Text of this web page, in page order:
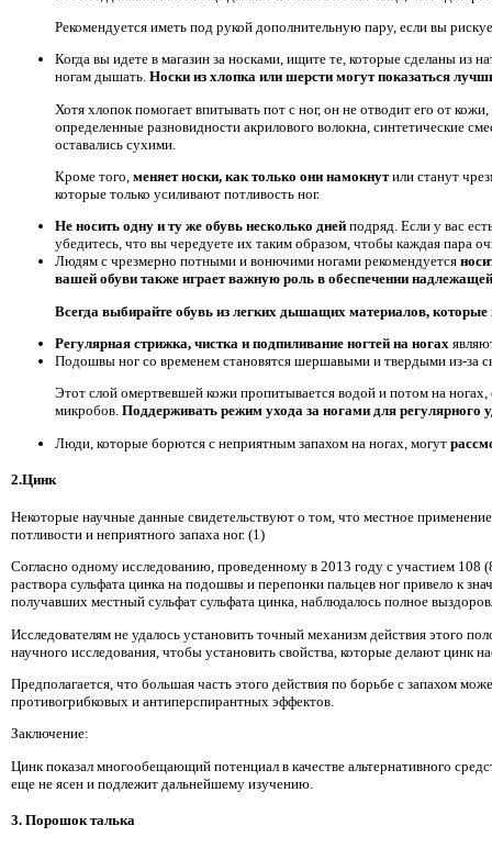
Рекомендуется иметь под рукой дополнительную пару, если вы
Когда вы идете в магазин за носками, ищите те, которые сделаны из
ногам дышать. Носки из хлопка или шерсти могут показаться
Хотя хлопок помогает впитывать пот с ног, он не отводит его от
определенные разновидности акрилового волокна, синтетические
оставались сухими.
Кроме того, меняет носки, как только они намокнутили станут
которые только усиливают потливость ног.
Не носить одну и ту же обувь несколько дней подряд. Если у вас
убедитесь, что вы чередуете их таким образом, чтобы каждая пара
Людям с чрезмерно потными и вонючими ногами рекомендуется
вашей обуви также играет важную роль в обеспечении
Всегда выбирайте обувь из легких дышащих материалов, которые
Регулярная стрижка, чистка и подпиливание ногтей на ногах
Подошвы ног со временем становятся шершавыми и твердыми из-за
Этот слой омертвевшей кожи пропитывается водой и потом на
микробов. Поддерживать режим ухода за ногами для регулярного
Люди, которые борются с неприятным запахом на ногах, могут
2.Цинк
Некоторые научные данные свидетельствуют о том, что местное
потливости и неприятного запаха ног. (1)
Согласно одному исследованию, проведенному в 2013 году с участием
раствора сульфата цинка на подошвы и перепонки пальцев ног привело к
получавших местный сульфат сульфата цинка, наблюдалось полное
Исследователям не удалось установить точный механизм действия этого
научного исследования, чтобы установить свойства, которые делают цинк
Предполагается, что большая часть этого действия по борьбе с запахом
противогрибковых и антиперспирантных эффектов.
Заключение:
Цинк показал многообещающий потенциал в качестве альтернативного
еще не ясен и подлежит дальнейшему изучению.
3. Порошок талька